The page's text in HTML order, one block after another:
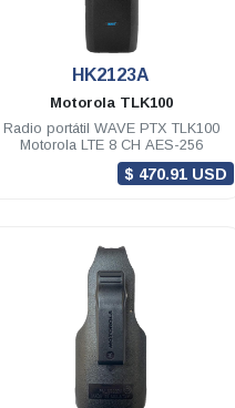
HK2123A
Motorola TLK100
Radio portátil WAVE PTX TLK100
Motorola LTE 8 CH AES-256
$ 470.91 USD